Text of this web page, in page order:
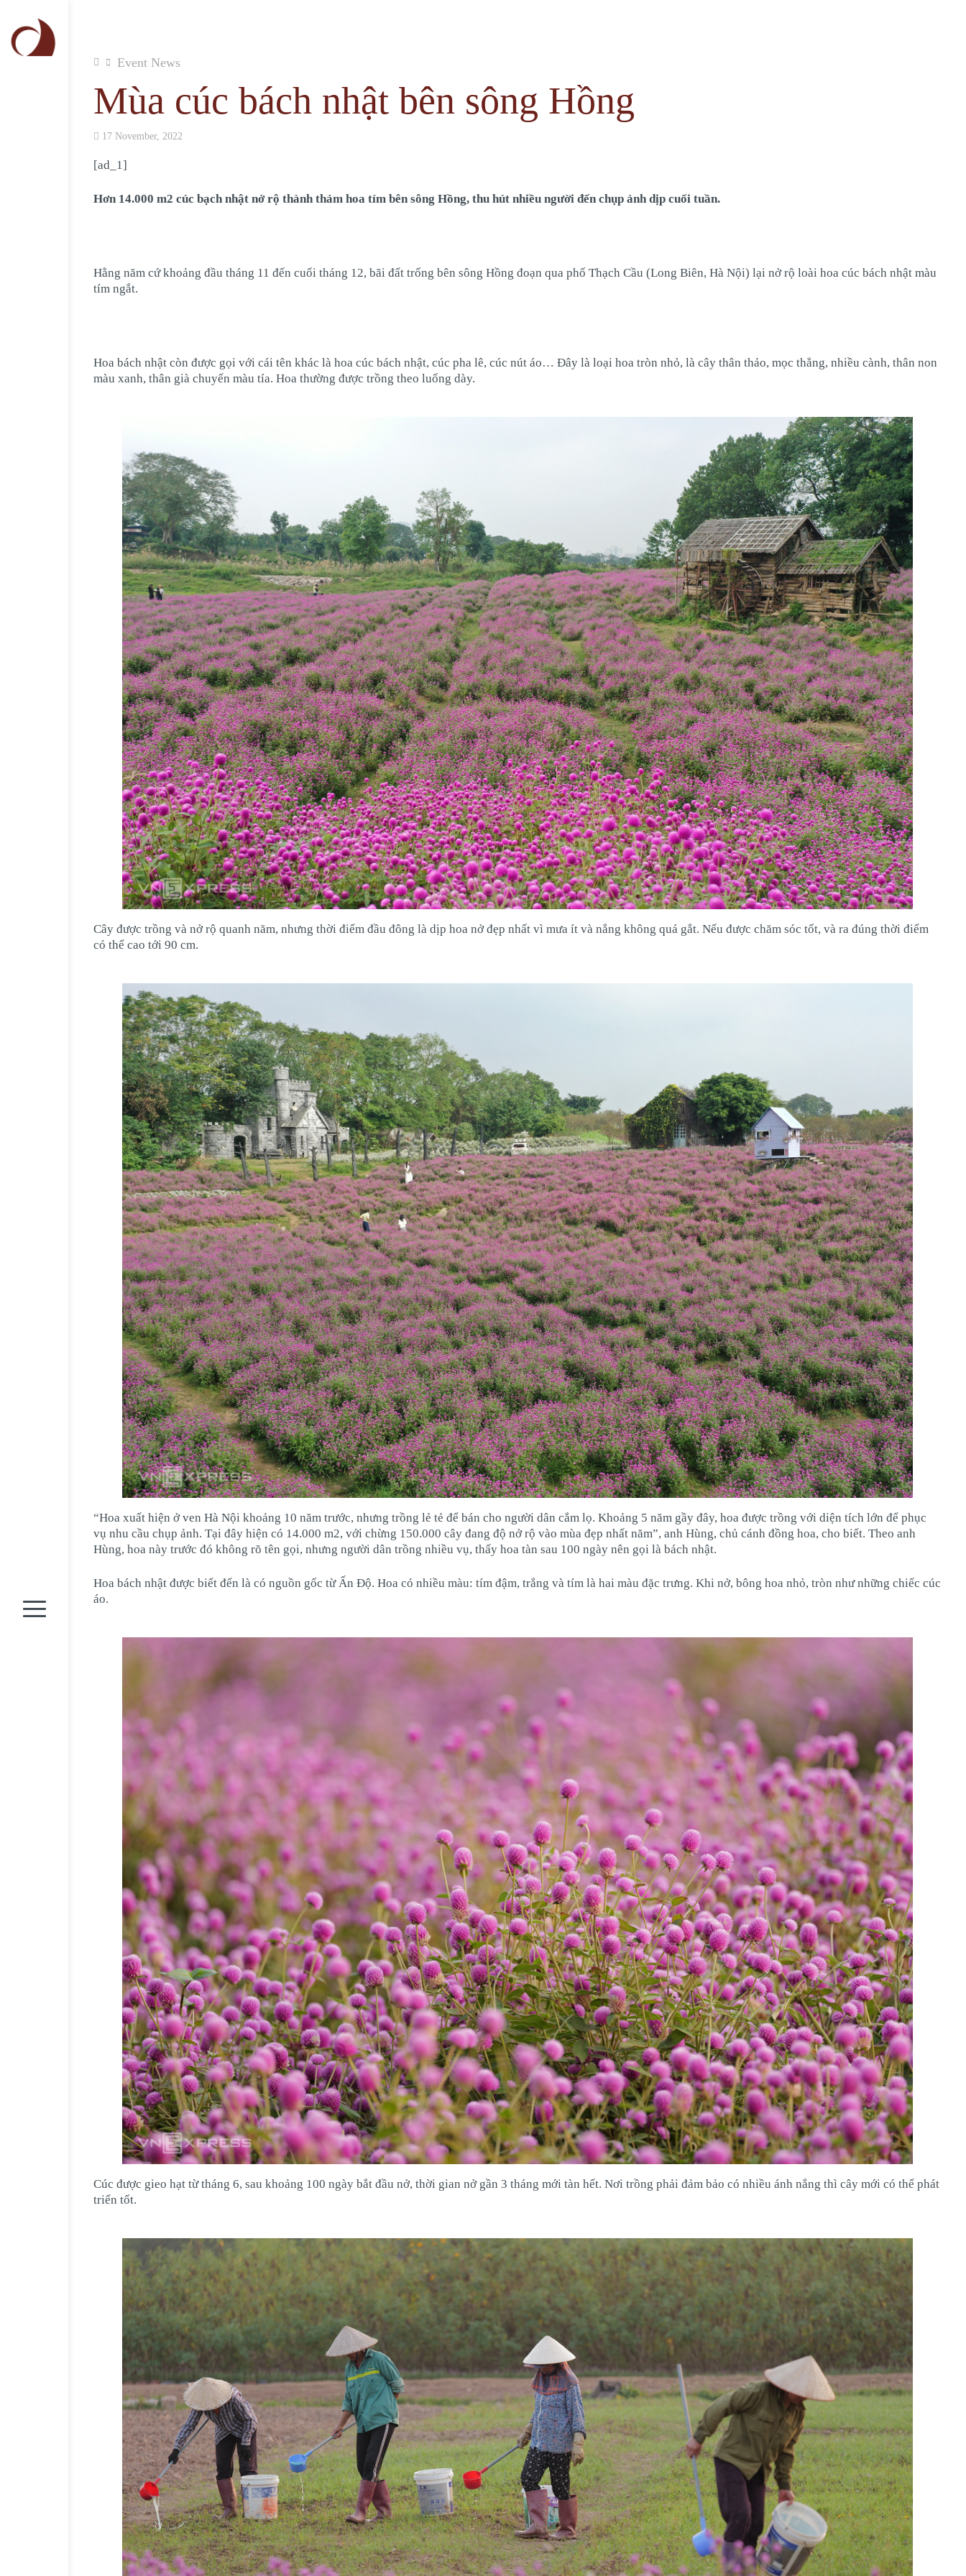
Event News
Mùa cúc bách nhật bên sông Hồng
17 November, 2022
[ad_1]
Hơn 14.000 m2 cúc bạch nhật nở rộ thành thảm hoa tím bên sông Hồng, thu hút nhiều người đến chụp ảnh dịp cuối tuần.
Hằng năm cứ khoảng đầu tháng 11 đến cuối tháng 12, bãi đất trống bên sông Hồng đoạn qua phố Thạch Cầu (Long Biên, Hà Nội) lại nở rộ loài hoa cúc bách nhật màu
tím ngắt.
Hoa bách nhật còn được gọi với cái tên khác là hoa cúc bách nhật, cúc pha lê, cúc nút áo… Đây là loại hoa tròn nhỏ, là cây thân thảo, mọc thẳng, nhiều cành, thân non
màu xanh, thân già chuyển màu tía. Hoa thường được trồng theo luống dày.
Cây được trồng và nở rộ quanh năm, nhưng thời điểm đầu đông là dịp hoa nở đẹp nhất vì mưa ít và nắng không quá gắt. Nếu được chăm sóc tốt, và ra đúng thời điểm
có thể cao tới 90 cm.
“Hoa xuất hiện ở ven Hà Nội khoảng 10 năm trước, nhưng trồng lẻ tẻ để bán cho người dân cắm lọ. Khoảng 5 năm gầy đây, hoa được trồng với diện tích lớn để phục
vụ nhu cầu chụp ảnh. Tại đây hiện có 14.000 m2, với chừng 150.000 cây đang độ nở rộ vào mùa đẹp nhất năm”, anh Hùng, chủ cánh đồng hoa, cho biết. Theo anh
Hùng, hoa này trước đó không rõ tên gọi, nhưng người dân trồng nhiều vụ, thấy hoa tàn sau 100 ngày nên gọi là bách nhật.
Hoa bách nhật được biết đến là có nguồn gốc từ Ấn Độ. Hoa có nhiều màu: tím đậm, trắng và tím là hai màu đặc trưng. Khi nở, bông hoa nhỏ, tròn như những chiếc cúc
áo.
Cúc được gieo hạt từ tháng 6, sau khoảng 100 ngày bắt đầu nở, thời gian nở gần 3 tháng mới tàn hết. Nơi trồng phải đảm bảo có nhiều ánh nắng thì cây mới có thể phát
triển tốt.